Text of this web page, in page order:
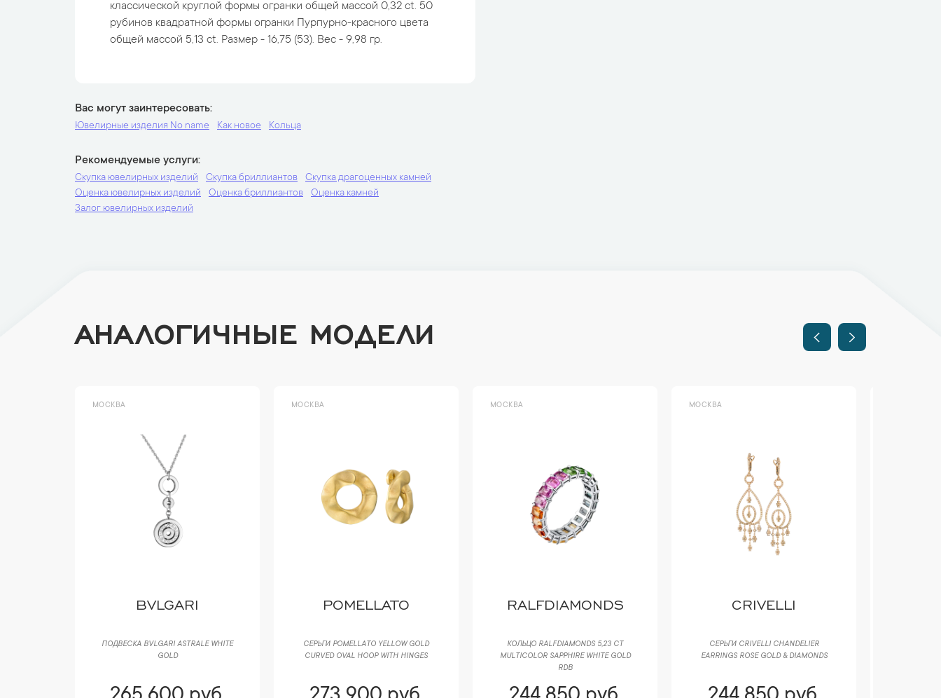
классической круглой формы огранки общей массой 0,32 ct. 50
рубинов квадратной формы огранки Пурпурно-красного цвета
общей массой 5,13 ct. Размер - 16,75 (53). Вес - 9,98 гр.
Вас могут заинтересовать
Ювелирные изделия No name Как новое Кольца
Рекомендуемые услуги
Скупка ювелирных изделий Скупка бриллиантов
Скупка драгоценных камней
Оценка ювелирных изделий
Оценка бриллиантов
Оценка камней
Залог ювелирных изделий
АНАЛОГИЧНЫЕ МОДЕЛИ
МОСКВА
BVLGARI
ПОДВЕСКА BVLGARI ASTRALE WHITE
GOLD
МОСКВА
POMELLATO
СЕРЬГИ POMELLATO YELLOW GOLD
CURVED OVAL HOOP WITH HINGES
МОСКВА
RALFDIAMONDS
КОЛЬЦО RALFDIAMONDS 5,23 CT
MULTICOLOR SAPPHIRE WHITE GOLD
RDB
МОСКВА
CRIVELLI
СЕРЬГИ CRIVELLI CHANDELIER
EARRINGS ROSE GOLD & DIAMONDS